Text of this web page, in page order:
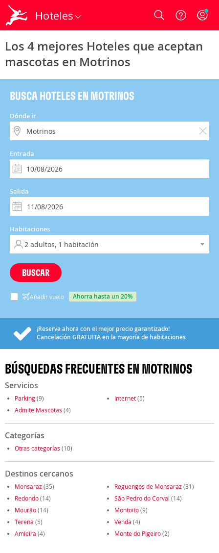
Hoteles Login
Los 4 mejores Hoteles que aceptan
mascotas en Motrinos
BUSCA HOTELES EN MOTRINOS
Dónde ir
Entrada
Salida
Habitaciones
BUSCAR
Añadir vuelo ahorra hasta un 20%
¡Reserva ahora con el mejor precio garantizado!
Cancelación GRATUITAen la mayoría de habitaciones
BÚSQUEDAS FRECUENTES EN MOTRINOS
Servicios
Parking(9) Internet(5)
Admite Mascotas (4)
Categorías
Otras categorías (10)
Destinos cercanos
Monsaraz (35) Reguengos de Monsaraz (31)
Redondo(14) São Pedro do Corval (14)
Mourão(14) Montoito(9)
Terena (5) Venda (4)
Amieira (4) Monte do Pigeiro(2)